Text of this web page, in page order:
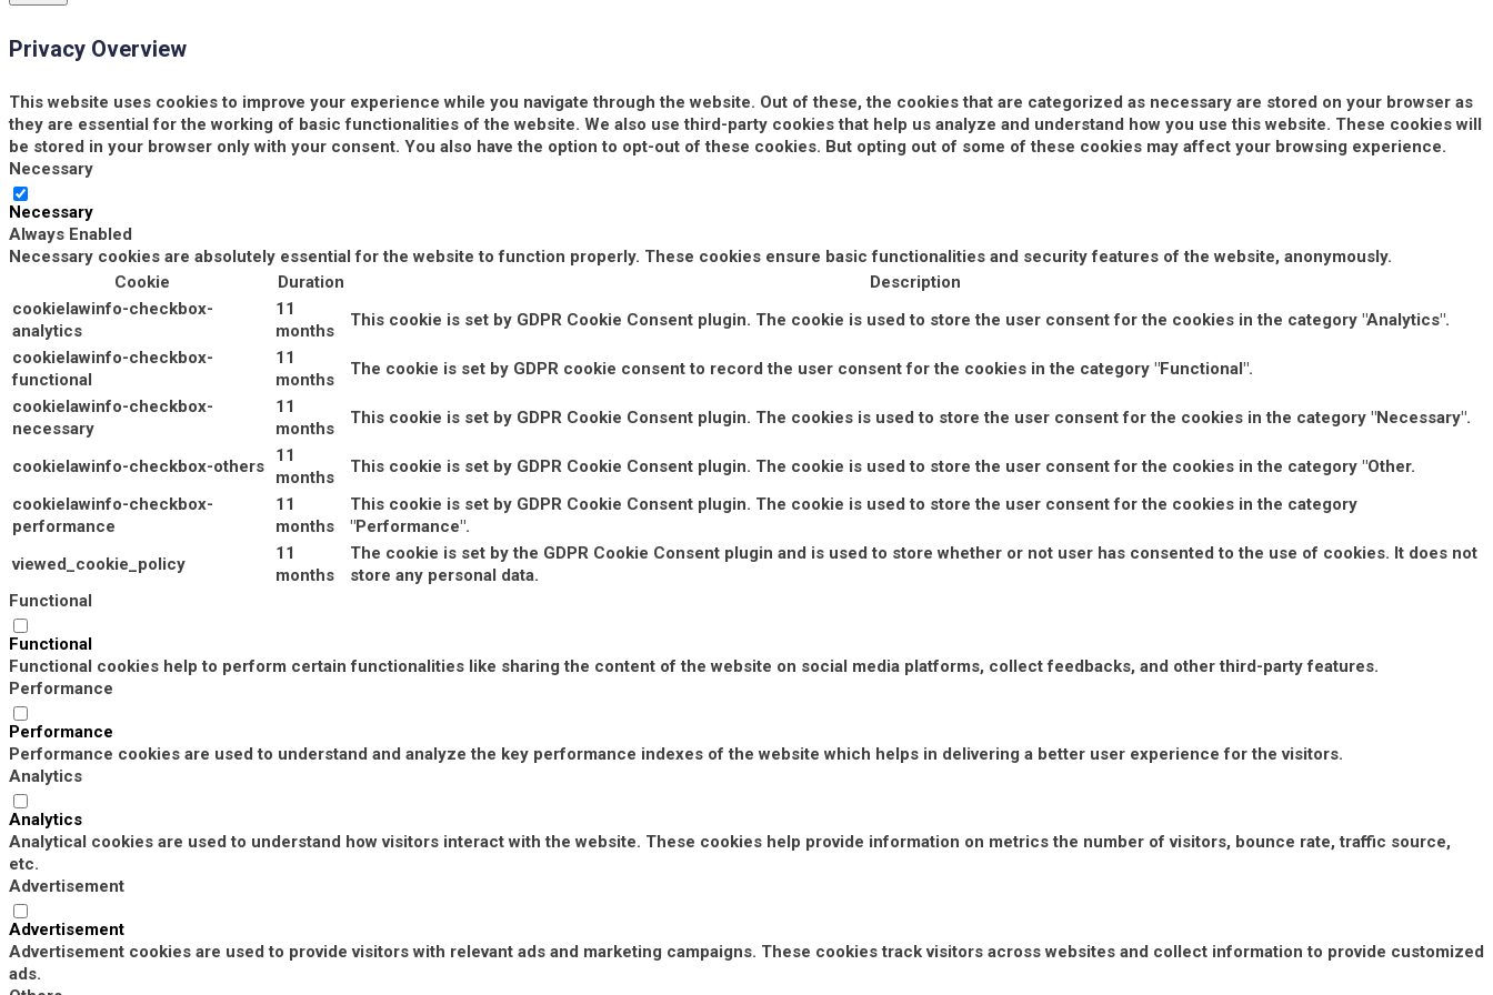
Privacy Overview
This website uses cookies to improve your experience while you navigate through the website. Out of these, the cookies that are categorized as necessary are stored on your browser as
they are essential for the working of basic functionalities of the website. We also use third-party cookies that help us analyze and understand how you use this website. These cookies will
be stored in your browser only with your consent. You also have the option to opt-out of these cookies. But opting out of some of these cookies may affect your browsing experience.
Necessary
Necessary
Always Enabled
Necessary cookies are absolutely essential for the website to function properly. These cookies ensure basic functionalities and security features of the website, anonymously.
Cookie
Duration
Description
cookielawinfo-checkbox-
analytics
11
months
This cookie is set by GDPR Cookie Consent plugin. The cookie is used to store the user consent for the cookies in the category "Analytics".
cookielawinfo-checkbox-
functional
11
months
The cookie is set by GDPR cookie consent to record the user consent for the cookies in the category "Functional".
cookielawinfo-checkbox-
necessary
11
months
This cookie is set by GDPR Cookie Consent plugin. The cookies is used to store the user consent for the cookies in the category "Necessary".
cookielawinfo-checkbox-others
11
months
This cookie is set by GDPR Cookie Consent plugin. The cookie is used to store the user consent for the cookies in the category "Other.
cookielawinfo-checkbox-
performance
11
months
This cookie is set by GDPR Cookie Consent plugin. The cookie is used to store the user consent for the cookies in the category
"Performance".
viewed_cookie_policy
11
months
The cookie is set by the GDPR Cookie Consent plugin and is used to store whether or not user has consented to the use of cookies. It does not
store any personal data.
Functional
Functional
Functional cookies help to perform certain functionalities like sharing the content of the website on social media platforms, collect feedbacks, and other third-party features.
Performance
Performance
Performance cookies are used to understand and analyze the key performance indexes of the website which helps in delivering a better user experience for the visitors.
Analytics
Analytics
Analytical cookies are used to understand how visitors interact with the website. These cookies help provide information on metrics the number of visitors, bounce rate, traffic source,
etc.
Advertisement
Advertisement
Advertisement cookies are used to provide visitors with relevant ads and marketing campaigns. These cookies track visitors across websites and collect information to provide customized
ads.